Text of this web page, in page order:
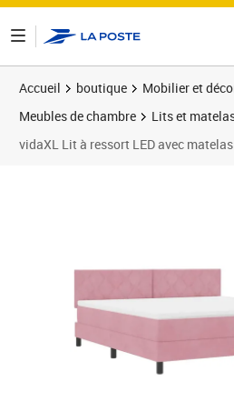
Accueil boutique
Mobilier et
Meubles de chambre
Lits et
vidaXL Lit à ressort LED avec